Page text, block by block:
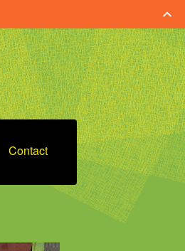
Contact